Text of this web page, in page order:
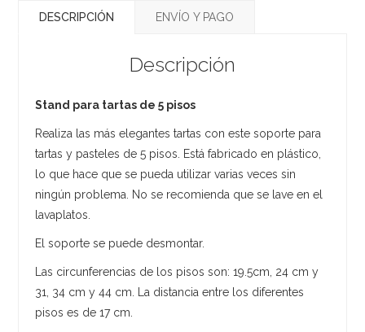
DESCRIPCIÓN ENVÍO Y PAGO
Descripción
Stand para tartas de 5 pisos
Realiza las más elegantes tartas con este soporte para
tartas y pasteles de 5 pisos. Está fabricado en plástico,
lo que hace que se pueda utilizar varias veces sin
ningún problema. No se recomienda que se lave en el
lavaplatos.
El soporte se puede desmontar.
Las circunferencias de los pisos son: 19.5cm, 24 cm y
31, 34 cm y 44 cm. La distancia entre los diferentes
pisos es de 17 cm.